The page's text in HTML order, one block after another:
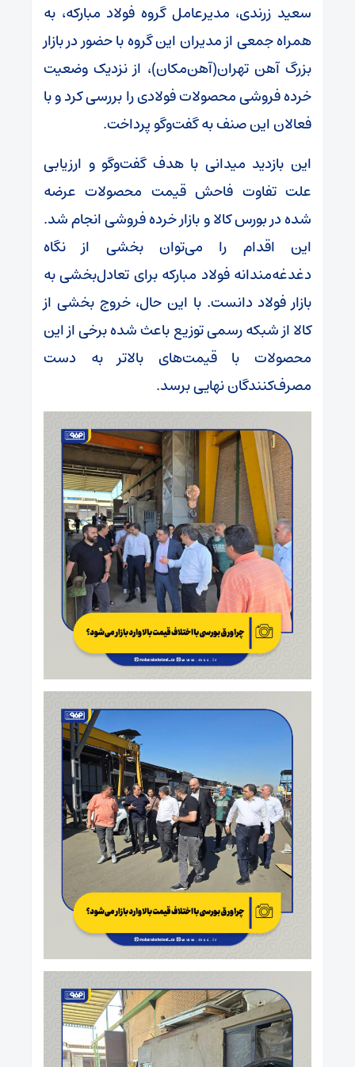
سعید زرندی، مدیرعامل گروه فولاد مبارکه، به
همراه جمعی از مدیران این گروه با حضور در بازار
بزرگ آهن تهران(آهن‌مکان)، از نزدیک وضعیت
خرده فروشی محصولات فولادی را بررسی کرد و با
فعالان این صنف به گفت‌وگو پرداخت.
این بازدید میدانی با هدف گفت‌وگو و ارزیابی
علت تفاوت فاحش قیمت محصولات عرضه
شده در بورس کالا و بازار خرده فروشی انجام شد.
این اقدام را می‌توان بخشی از نگاه
دغدغه‌مندانه فولاد مبارکه برای تعادل‌بخشی به
بازار فولاد دانست. با این حال، خروج بخشی از
کالا از شبکه رسمی توزیع باعث شده برخی از این
محصولات با قیمت‌های بالاتر به دست
مصرف‌کنندگان نهایی برسد.